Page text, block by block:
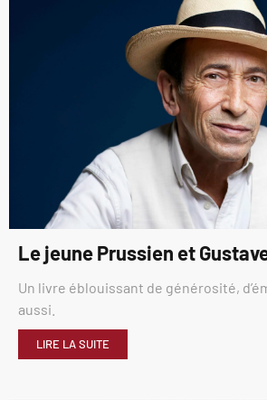
Le jeune Prussien et
Un livre éblouissant de générosité,
aussi.
LIRE LA SUITE